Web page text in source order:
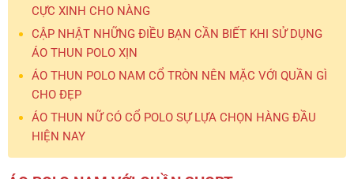
CỰC XINH CHO NÀNG
CẬP NHẬT NHỮNG ĐIỀU BẠN CẦN BIẾT KHI SỬ DỤNG
ÁO THUN POLO XỊN
ÁO THUN POLO NAM CỔ TRÒN NÊN MẶC VỚI QUẦN GÌ
CHO ĐẸP
ÁO THUN NỮ CÓ CỔ POLO SỰ LỰA CHỌN HÀNG ĐẦU
HIỆN NAY